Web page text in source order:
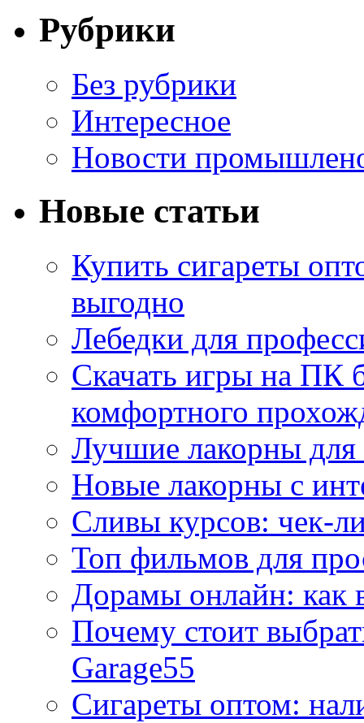
Рубрики
Без рубрики
Интересное
Новости
Новые статьи
Купить сигареты
выгодно
Лебедки для
Скачать игры на ПК
комфортного
Лучшие лакорны для
Новые лакорны с
Сливы курсов: чек-
Топ фильмов для
Дорамы онлайн: как
Почему стоит
Garage55
Сигареты оптом: